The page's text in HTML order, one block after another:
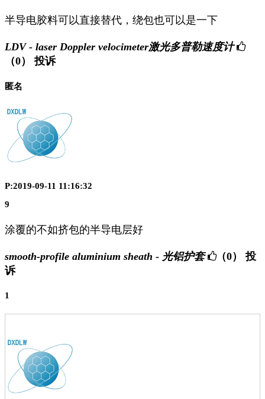
半导电胶料可以直接替代，绕包也可以是一下
LDV - laser Doppler velocimeter激光多普勒速度计
（0）
投诉
匿名
P:2019-09-11 11:16:32
9
涂覆的不如挤包的半导电层好
smooth-profile aluminium sheath - 光铝护套 （0）
投
诉
1